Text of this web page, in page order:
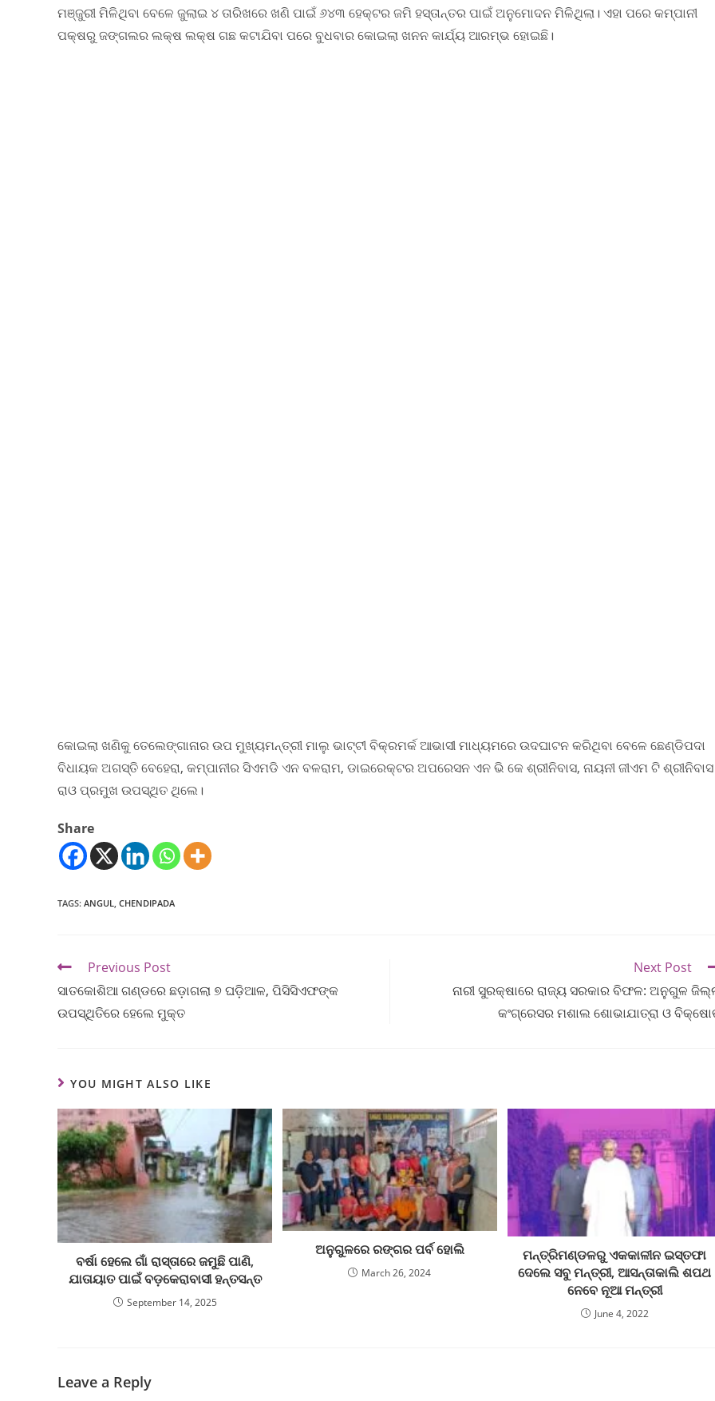
ମଞ୍ଜୁରୀ ମିଳିଥିବା ବେଳେ ଜୁଲାଇ ୪ ତାରିଖରେ ଖଣି ପାଇଁ ୬୪୩ ହେକ୍ଟର ଜମି ହସ୍ତାନ୍ତର ପାଇଁ ଅନୁମୋଦନ ମିଳିଥିଲା। ଏହା ପରେ କମ୍ପାନୀ
ପକ୍ଷରୁ ଜଙ୍ଗଲର ଲକ୍ଷ ଲକ୍ଷ ଗଛ କଟାଯିବା ପରେ ବୁଧବାର କୋଇଲା ଖନନ କାର୍ଯ୍ୟ ଆରମ୍ଭ ହୋଇଛି।
କୋଇଲା ଖଣିକୁ ତେଲେଙ୍ଗାନାର ଉପ ମୁଖ୍ୟମନ୍ତ୍ରୀ ମାଲୁ ଭାଟ୍ଟୀ ବିକ୍ରମର୍କ ଆଭାସୀ ମାଧ୍ୟମରେ ଉଦଘାଟନ କରିଥିବା ବେଳେ ଛେଣ୍ଡିପଦା
ବିଧାୟକ ଅଗସ୍ତି ବେହେରା, କମ୍ପାନୀର ସିଏମଡି ଏନ ବଳରାମ, ଡାଇରେକ୍ଟର ଅପରେସନ ଏନ ଭି କେ ଶ୍ରୀନିବାସ, ନାୟନୀ ଜୀଏମ ଟି ଶ୍ରୀନିବାସ
ରାଓ ପ୍ରମୁଖ ଉପସ୍ଥିତ ଥିଲେ।
Share
TAGS: ANGUL CHENDIPADA
Previous Post
ସାତକୋଶିଆ ଗଣ୍ଡରେ ଛଡ଼ାଗଲା ୭ ଘଡ଼ିଆଳ, ପିସିସିଏଫଙ୍କ
ଉପସ୍ଥିତିରେ ହେଲେ ମୁକ୍ତ
Next Post
ନାରୀ ସୁରକ୍ଷାରେ ରାଜ୍ୟ ସରକାର ବିଫଳ: ଅନୁଗୁଳ
କଂଗ୍ରେସର ମଶାଲ ଶୋଭାଯାତ୍ରା ଓ
YOU MIGHT ALSO LIKE
ବର୍ଷା ହେଲେ ଗାଁ ରାସ୍ତାରେ ଜମୁଛି ପାଣି,
ଯାତାୟାତ ପାଇଁ ବଡ଼କେରାବାସୀ ହନ୍ତସନ୍ତ
September 14, 2025
ଅନୁଗୁଳରେ ରଙ୍ଗର ପର୍ବ ହୋଲି
March 26, 2024
ମନ୍ତ୍ରିମଣ୍ଡଳରୁ ଏକକାଳୀନ ଇସ୍ତଫା
ଦେଲେ ସବୁ ମନ୍ତ୍ରୀ, ଆସନ୍ତାକାଲି ଶପଥ
ନେବେ ନୂଆ ମନ୍ତ୍ରୀ
June 4, 2022
Leave a Reply